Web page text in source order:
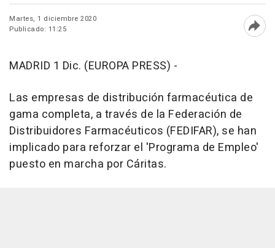
Martes, 1 diciembre 2020
Publicado: 11:25
MADRID 1 Dic. (EUROPA PRESS) -
Las empresas de distribución farmacéutica de
gama completa, a través de la Federación de
Distribuidores Farmacéuticos (FEDIFAR), se han
implicado para reforzar el 'Programa de Empleo'
puesto en marcha por Cáritas.